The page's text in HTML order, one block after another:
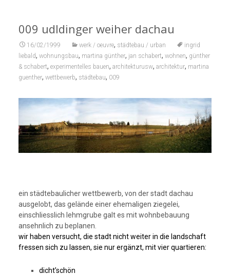
009 udldinger weiher dachau
16/02/1999 werk / oeuvre, städtebau / urban
ingrid
liebald, wohnungsbau, martina günther, jan schabert, wohnen, günther
& schabert, experimentelles bauen, architekturusw, architektur, martina
guenther, wettbewerb, städtebau, 009
ein städtebaulicher wettbewerb, von der stadt dachau
ausgelobt, das gelände einer ehemaligen ziegelei,
einschliesslich lehmgrube galt es mit wohnbebauung
ansehnlich zu beplanen.
wir haben versucht, die stadt nicht weiter in die landschaft
fressen sich zu lassen, sie nur ergänzt, mit vier quartieren:
dicht’schön